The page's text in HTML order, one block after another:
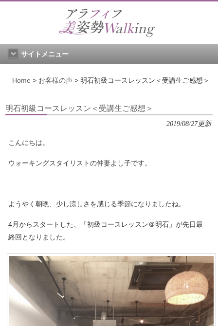
サイトメニュー
Home > お客様の声 > 明石初級コースレッスン＜受講生ご感想＞
明石初級コースレッスン＜受講生ご感想＞
2019/08/27更新
こんにちは。
ウォーキングスタイリストの仲妻よし子です。
ようやく朝晩、少し涼しさを感じる季節になりましたね。
4月からスタートした、「初級コースレッスン＠明石」が先日最
終回となりました。